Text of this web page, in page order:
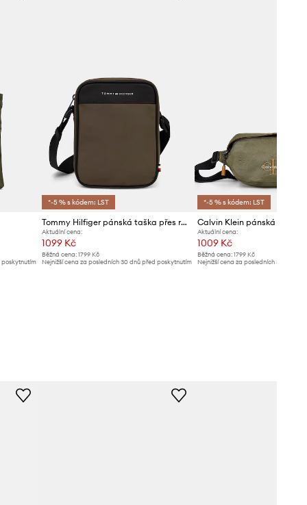
poskytnutím
*-5 % s kódem: LST
Tommy Hilfiger pánská taška přes rameno
Aktuální cena:
1099 Kč
Běžná cena:1799 Kč
Nejnižší cena za posledních 30 dnů před poskytnutím
*-5 % s kódem: LST
Calvin Klein pánská
Aktuální cena:
1009 Kč
Běžná cena: 1799 Kč
Nejnižší cena za posledních 30 dnů